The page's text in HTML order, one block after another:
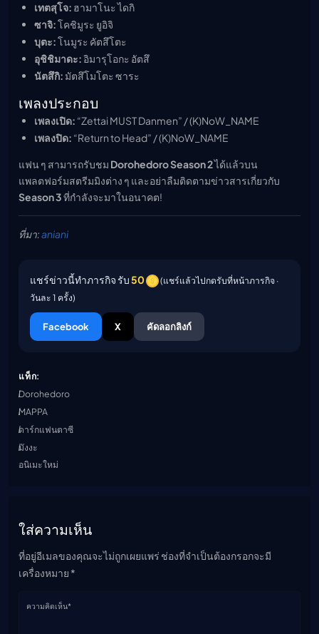
เทตสุโจ: ฮามาโนะ ไดกิ
ซาจิ:โคชิมูระ ยูอิจิ
บุตะ:โนมูระ คัตสึโตะ
อุชิชิมาดะ:อิมารุโอกะ อัตสึ
นัตสึกิ: มัตสึโมโตะ ซาระ
เพลงประกอบ
เพลงเปิด: “Zettai MUST Danmen” / (K)NoW_NAME
เพลงปิด: “Return to Head” / (K)NoW_NAME
แฟน ๆ สามารถรับชม Dorohedoro Season 2ได้แล้วบน
แพลตฟอร์มสตรีมมิงต่าง ๆ และอย่าลืมติดตามข่าวสารเกี่ยวกับ
Season 3ที่กำลังจะมาในอนาคต!
ที่มา:aniani
แชร์ข่าวนี้ทำภารกิจ รับ50
(แชร์แล้วไปกดรับที่หน้าภารกิจ ·
วันละ 1 ครั้ง)
Facebook X คัดลอกลิงก์
แท็ก:
Dorohedoro
MAPPA
ดาร์กแฟนตาซี
มังงะ
อนิเมะใหม่
ใส่ความเห็น
ที่อยู่อีเมลของคุณจะไม่ถูกเผยแพร่ ช่องที่จำเป็นต้องกรอกจะมี
เครื่องหมาย *
ความคิดเห็น*